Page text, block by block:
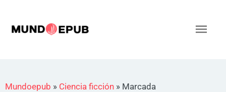
contenido
Mundoepub » Ciencia ficción » Marcada